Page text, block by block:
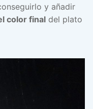
y añadir
color final del plato